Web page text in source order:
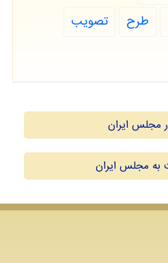
طرح
تصویب
مجلس ایران
به مجلس ایران